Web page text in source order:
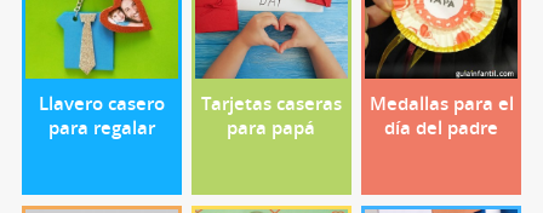
Llavero casero
para regalar
Tarjetas caseras
para papá
Medallas para el
día del padre